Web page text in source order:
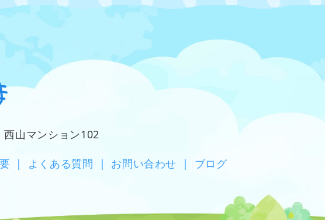
山マンション102
| よくある質問 | お問い合わせ | ブログ